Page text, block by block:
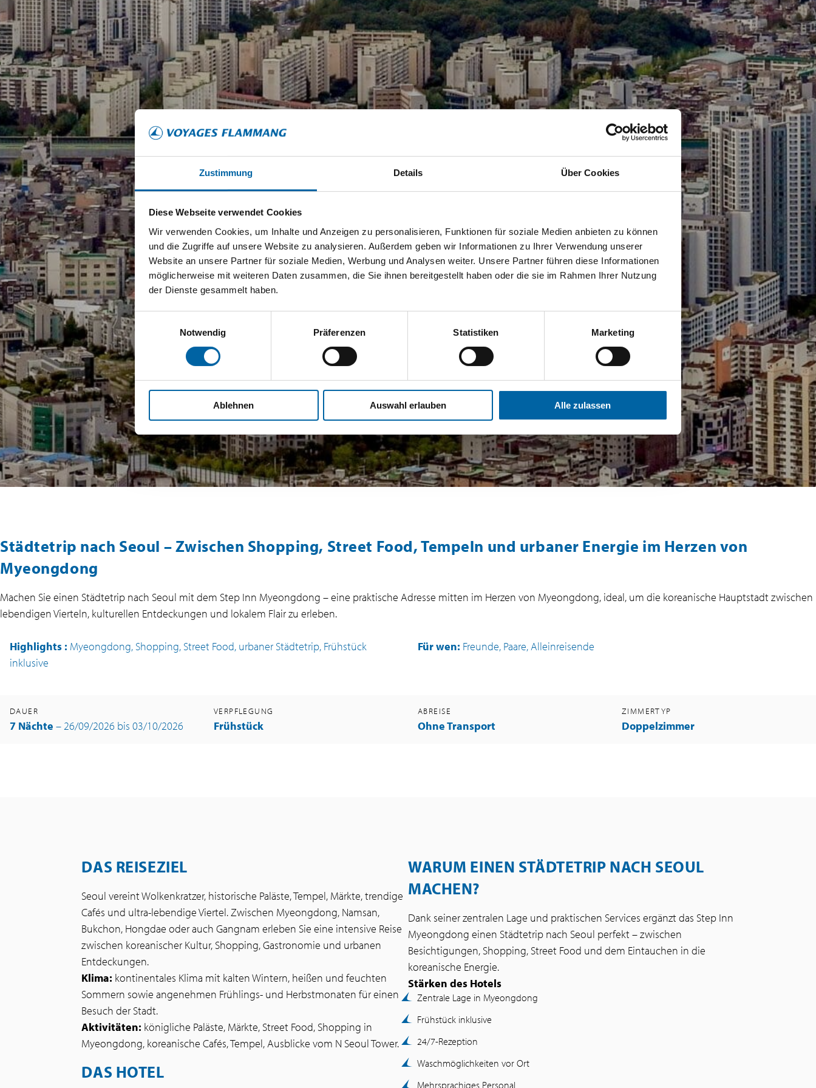
Zustimmung Details Über Cookies
Diese Webseite verwendet Cookies
Wir verwenden Cookies, um Inhalte und Anzeigen zu personalisieren, Funktionen für soziale Medien anbieten zu können
und die Zugriffe auf unsere Website zu analysieren. Außerdem geben wir Informationen zu Ihrer Verwendung unserer
Website an unsere Partner für soziale Medien, Werbung und Analysen weiter. Unsere Partner führen diese Informationen
möglicherweise mit weiteren Daten zusammen, die Sie ihnen bereitgestellt haben oder die sie im Rahmen Ihrer Nutzung
der Dienste gesammelt haben.
Einwilligungsauswahl
Notwendig
Präferenzen Statistiken Marketing
Ablehnen Auswahl erlauben Alle zulassen
Städtetrip nach Seoul – Zwischen Shopping, Street Food, Tempeln und urbaner Energie im Herzen von
Myeongdong
Machen Sie einen Städtetrip nach Seoul mit dem Step Inn Myeongdong – eine praktische Adresse mitten im Herzen von Myeongdong, ideal, um die koreanische Hauptstadt zwischen
lebendigen Vierteln, kulturellen Entdeckungen und lokalem Flair zu erleben.
Highlights : Myeongdong, Shopping, Street Food, urbaner Städtetrip, Frühstück
inklusive
Für wen: Freunde, Paare, Alleinreisende
DAUER
7 Nächte – 26/09/2026 bis 03/10/2026
VERPFLEGUNG
Frühstück
ABREISE
Ohne Transport
ZIMMERTYP
Doppelzimmer
DAS REISEZIEL
Seoul vereint Wolkenkratzer, historische Paläste, Tempel, Märkte, trendige
Cafés und ultra-lebendige Viertel. Zwischen Myeongdong, Namsan,
Bukchon, Hongdae oder auch Gangnam erleben Sie eine intensive Reise
zwischen koreanischer Kultur, Shopping, Gastronomie und urbanen
Entdeckungen.
Klima: kontinentales Klima mit kalten Wintern, heißen und feuchten
Sommern sowie angenehmen Frühlings- und Herbstmonaten für einen
Besuch der Stadt.
Aktivitäten: königliche Paläste, Märkte, Street Food, Shopping in
Myeongdong, koreanische Cafés, Tempel, Ausblicke vom N Seoul Tower.
DAS HOTEL
WARUM EINEN STÄDTETRIP NACH SEOUL
MACHEN?
Dank seiner zentralen Lage und praktischen Services ergänzt das Step Inn
Myeongdong einen Städtetrip nach Seoul perfekt – zwischen
Besichtigungen, Shopping, Street Food und dem Eintauchen in die
koreanische Energie.
Stärken des Hotels
Zentrale Lage in Myeongdong
Frühstück inklusive
24/7-Rezeption
Waschmöglichkeiten vor Ort
Mehrsprachiges Personal